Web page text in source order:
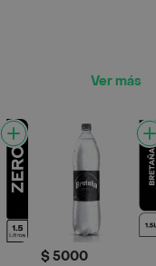
Ver más
$ 5000